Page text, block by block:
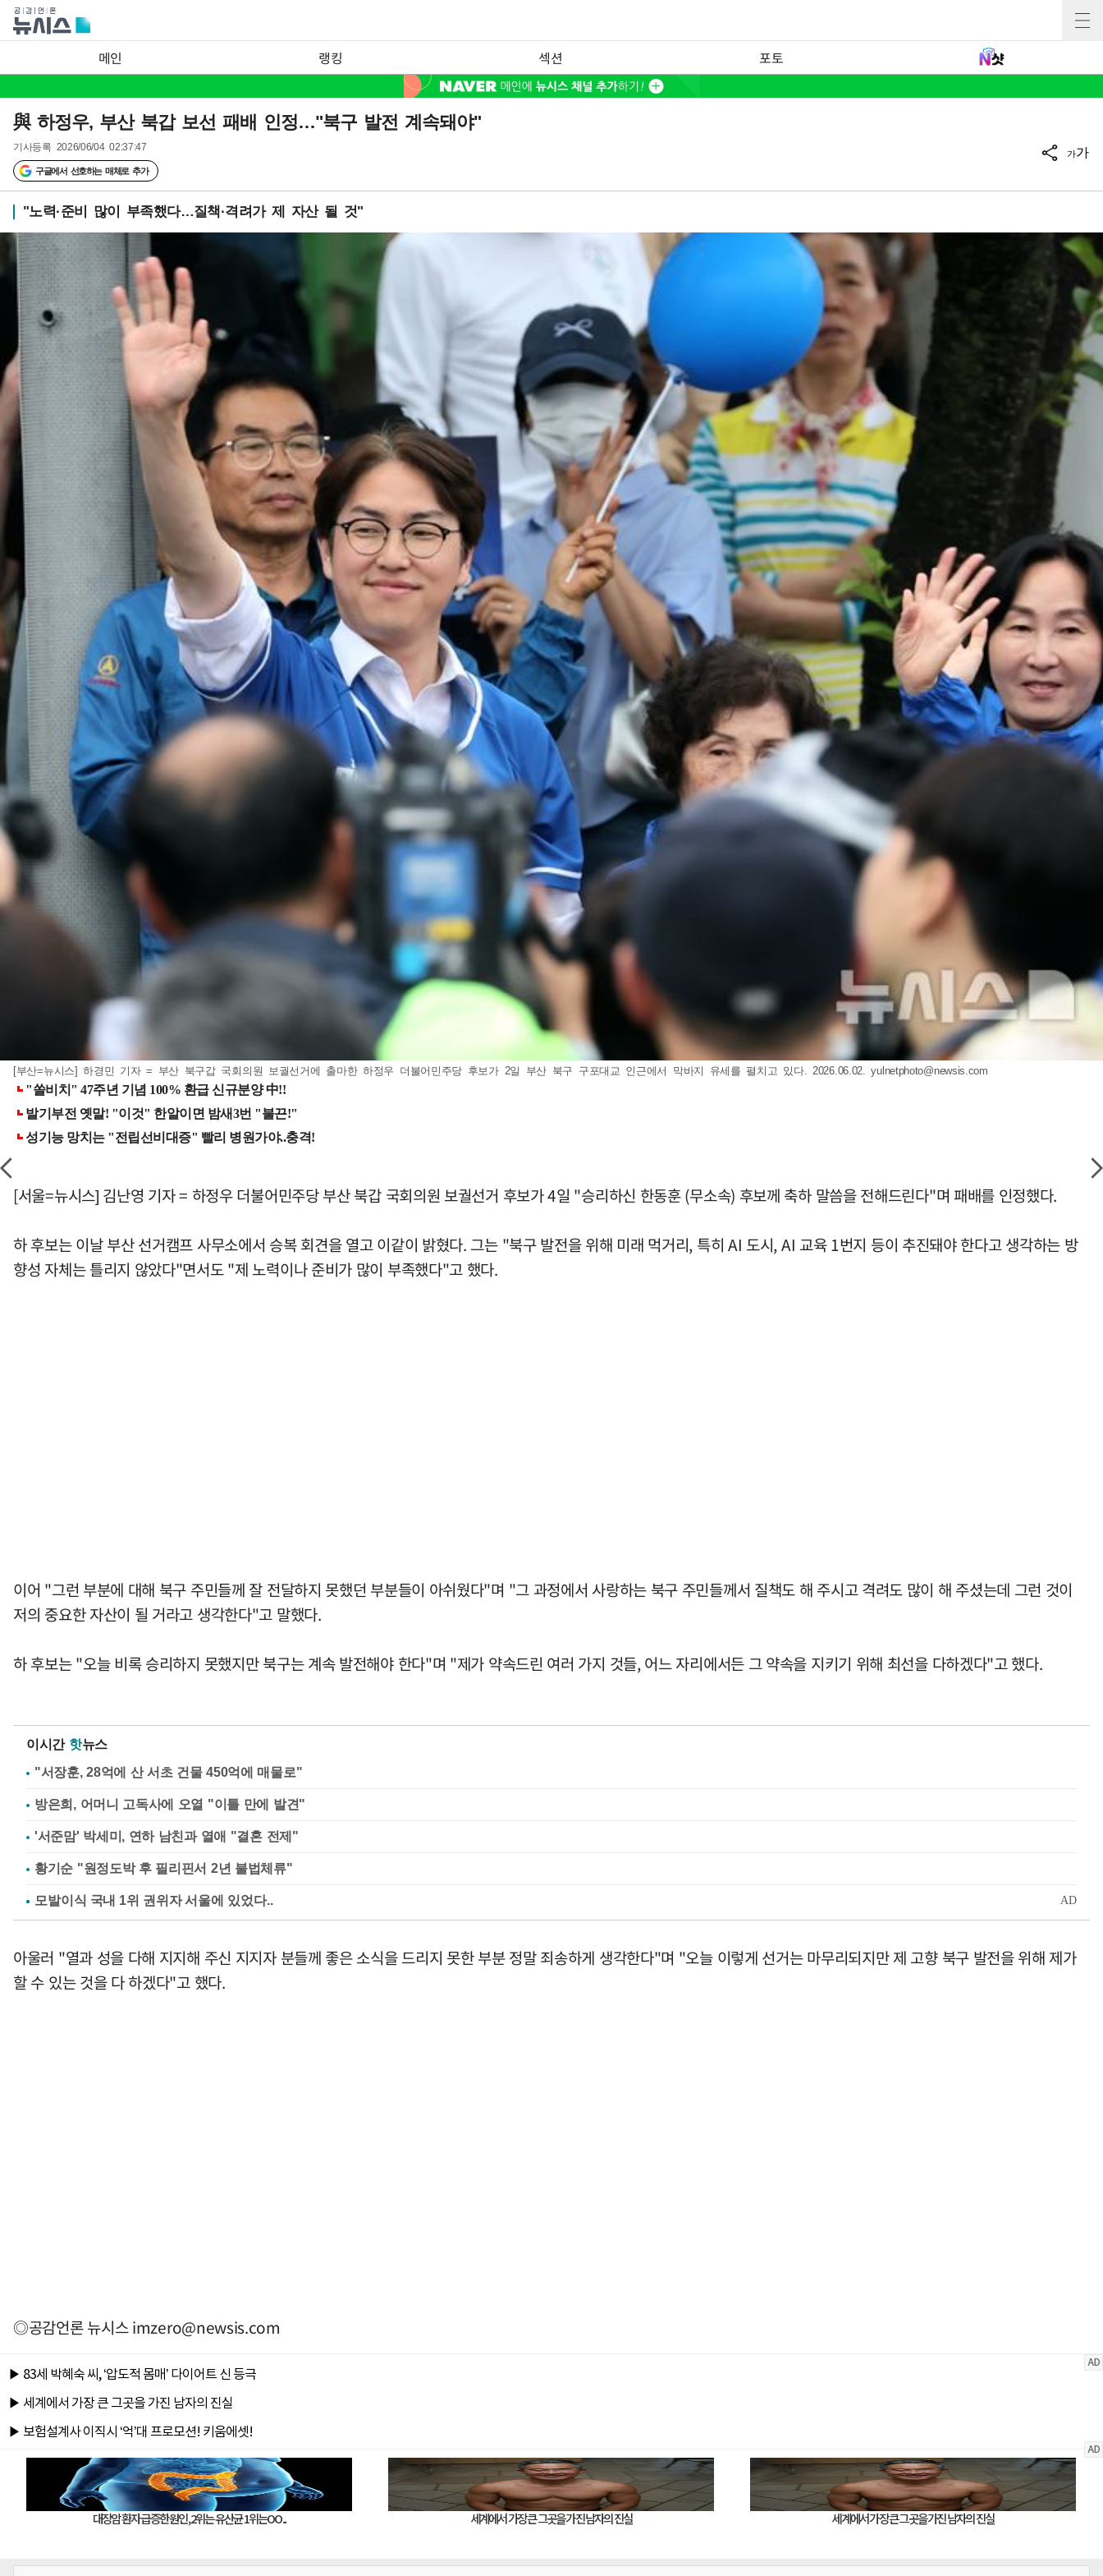
메인 랭킹 섹션 포토
與 하정우, 부산 북갑 보선 패배 인정…"북구 발전 계속돼야"
기사등록 2026/06/04 02:37:47
구글에서 선호하는 매체로 추가
가가
"노력·준비 많이 부족했다…질책·격려가 제 자산 될 것"
[부산=뉴시스] 하경민 기자 = 부산 북구갑 국회의원 보궐선거에 출마한 하정우 더불어민주당 후보가 2일 부산 북구 구포대교 인근에서 막바지 유세를 펼치고 있다. 2026.06.02.yulnetphoto@newsis.com
[서울=뉴시스] 김난영 기자 = 하정우 더불어민주당 부산 북갑 국회의원 보궐선거 후보가 4일 "승리하신 한동훈 (무소속) 후보께 축하 말씀을 전해드린다"며 패배를 인정했다.
하 후보는 이날 부산 선거캠프 사무소에서 승복 회견을 열고 이같이 밝혔다. 그는 "북구 발전을 위해 미래 먹거리, 특히 AI 도시, AI 교육 1번지 등이 추진돼야 한다고 생각하는 방
향성 자체는 틀리지 않았다"면서도 "제 노력이나 준비가 많이 부족했다"고 했다.
이어 "그런 부분에 대해 북구 주민들께 잘 전달하지 못했던 부분들이 아쉬웠다"며 "그 과정에서 사랑하는 북구 주민들께서 질책도 해 주시고 격려도 많이 해 주셨는데 그런 것이
저의 중요한 자산이 될 거라고 생각한다"고 말했다.
하 후보는 "오늘 비록 승리하지 못했지만 북구는 계속 발전해야 한다"며 "제가 약속드린 여러 가지 것들, 어느 자리에서든 그 약속을 지키기 위해 최선을 다하겠다"고 했다.
이시간 핫뉴스
"서장훈, 28억에 산 서초 건물 450억에 매물로"
방은희, 어머니 고독사에 오열 "이틀 만에 발견"
'서준맘' 박세미, 연하 남친과 열애 "결혼 전제"
황기순 "원정도박 후 필리핀서 2년 불법체류"
아울러 "열과 성을 다해 지지해 주신 지지자 분들께 좋은 소식을 드리지 못한 부분 정말 죄송하게 생각한다"며 "오늘 이렇게 선거는 마무리되지만 제 고향 북구 발전을 위해 제가
할 수 있는 것을 다 하겠다"고 했다.
◎공감언론 뉴시스imzero@newsis.com